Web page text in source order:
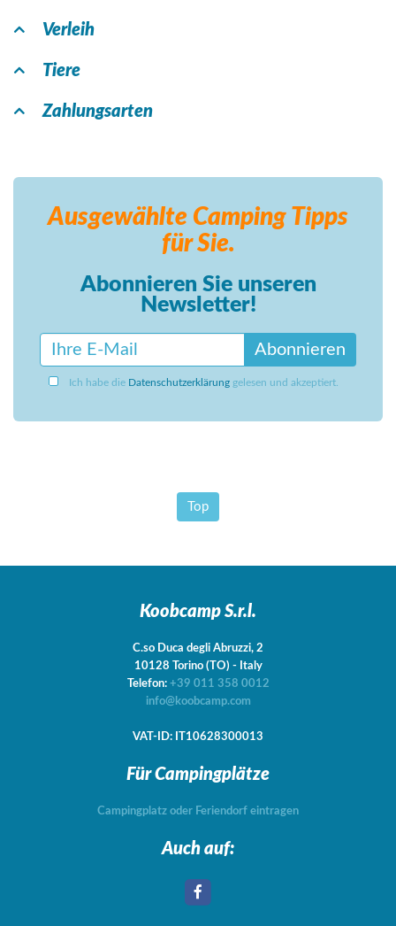
Verleih
Tiere
Zahlungsarten
Ausgewählte Camping Tipps
für Sie.
Abonnieren Sie unseren
Newsletter!
Abonnieren
Ich habe die Datenschutzerklärung gelesen und akzeptiert.
Top
Koobcamp S.r.l.
C.so Duca degli Abruzzi, 2
10128
Torino (TO) - Italy
Telefon: +39 011 358 0012
info@koobcamp.com
VAT-ID: IT10628300013
Für Campingplätze
Campingplatz oder Feriendorf eintragen
Auch auf: